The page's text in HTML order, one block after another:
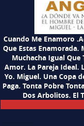
Cuando Me Enamoro
Que Estas Enamorada.
Muchacha Igual Que
Amor. La Pareja Ideal.
Yo. Miguel. Una Copa
Paga. Tonta Pobre
Dos Arbolitos. El